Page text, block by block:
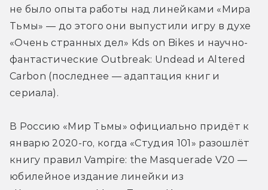
не было опыта работы над линейками «Мира
Тьмы» — до этого они выпустили игру в духе
«Очень странных дел» Kds on Bikes и научно-
фантастические Outbreak: Undead и Altered
Carbon (последнее — адаптация книг и
сериала).
В Россию «Мир Тьмы» официально придёт к
январю 2020-го, когда «Студия 101» разошлёт
книгу правил Vampire: the Masquerade V20 —
юбилейное издание линейки из